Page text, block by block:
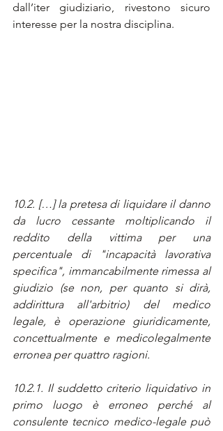
dall’iter giudiziario, rivestono sicuro
interesse per la nostra disciplina.
10.2. […] la pretesa di liquidare il danno
da lucro cessante moltiplicando il
reddito della vittima per una
percentuale di "incapacità lavorativa
specifica", immancabilmente rimessa al
giudizio (se non, per quanto si dirà,
addirittura all'arbitrio) del medico
legale, è operazione giuridicamente,
concettualmente e medicolegalmente
erronea per quattro ragioni.
10.2.1. Il suddetto criterio liquidativo in
primo luogo è erroneo perché al
consulente tecnico medico-legale può